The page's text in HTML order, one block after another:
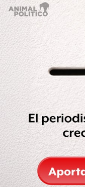
EPA
La policía
de su abducción, en
Fitness Club, en Dar